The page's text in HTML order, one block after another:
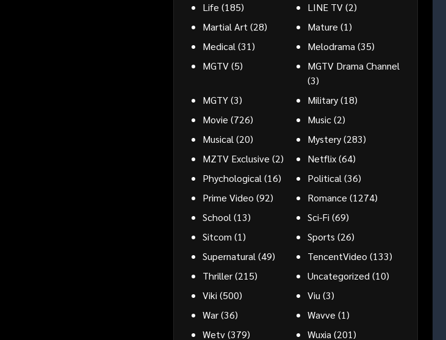
Life (185) LINE TV(2)
Martial Art(28) Mature (1)
Medical(31) Melodrama(35)
MGTV(5)
MGTV Drama Channel
(3)
MGTY(3) Military(18)
Movie (726) Music(2)
Musical(20) Mystery(283)
MZTV Exclusive (2) Netflix(64)
Phychological(16) Political(36)
Prime Video (92) Romance (1274)
School(13) Sci-Fi (69)
Sitcom (1) Sports (26)
Supernatural(49) TencentVideo (133)
Thriller(215) Uncategorized(10)
Viki (500) Viu(3)
War(36) Wavve (1)
Wetv(379) Wuxia(201)